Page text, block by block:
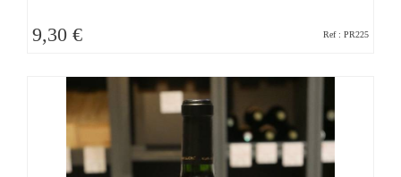
9,30 € Ref : PR225